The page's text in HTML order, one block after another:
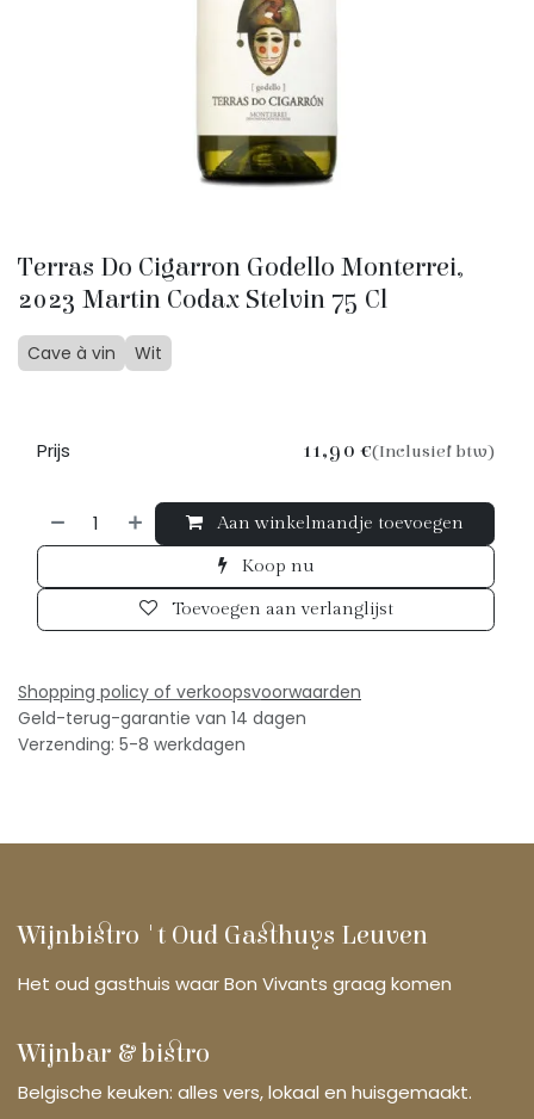
Terras Do Cigarron Godello Monterrei,
2023 Martin Codax Stelvin 75 Cl
Cave à vin Wit
Aan winkelmandje toevoegen
Koop nu
Toevoegen aan verlanglijst
Prijs 11,90 €(Inclusief btw)
Shopping policy of verkoopsvoorwaarden
Geld-terug-garantie van 14 dagen
Verzending: 5-8 werkdagen
Wijnbistro 't Oud Gasthuys Leuven
Het oud gasthuis waar Bon Vivants graag komen
Wijnbar & bistro
Belgische keuken: alles vers, lokaal en huisgemaakt.